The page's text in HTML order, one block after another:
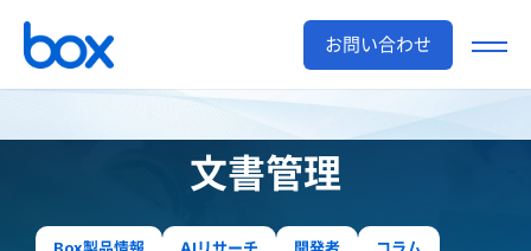
お問い合わせ
文書管理